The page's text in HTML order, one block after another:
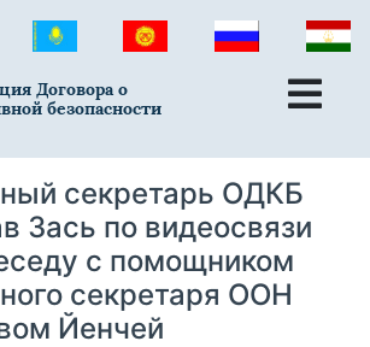
Договора о
безопасности
секретарь ОДКБ
Зась по видеосвязи
с помощником
секретаря ООН
Йенчей